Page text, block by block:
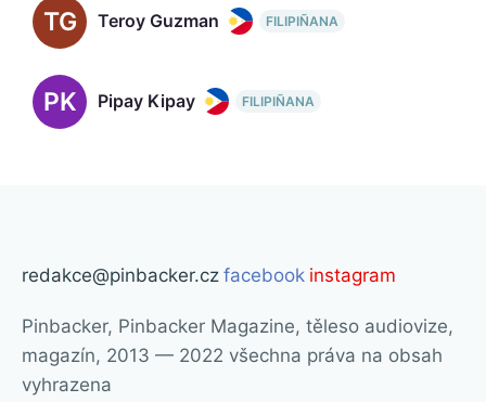
TG Teroy Guzman FILIPIÑANA
PK Pipay Kipay FILIPIÑANA
redakce@pinbacker.cz facebook instagram
Pinbacker, Pinbacker Magazine, těleso audiovize,
magazín, 2013 — 2022 všechna práva na obsah
vyhrazena